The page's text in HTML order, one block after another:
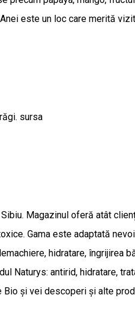
este un loc care merită
sursa
Magazinul oferă atât
Gama este adaptată
hidratare, îngrijirea
Naturys: antirid, hidratare,
și vei descoperi și alte